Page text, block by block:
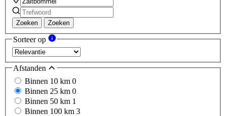
Zoeken Zoeken
Sorteer op
Afstanden
Binnen 10 km 0
Binnen 25 km 0
Binnen 50 km 1
Binnen 100 km 3